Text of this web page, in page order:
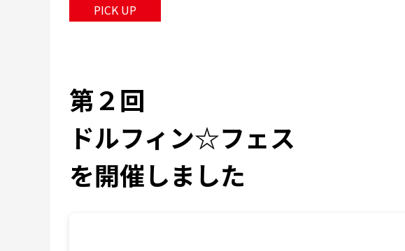
PICK UP
第２回
ドルフィン☆フェス
を開催しました